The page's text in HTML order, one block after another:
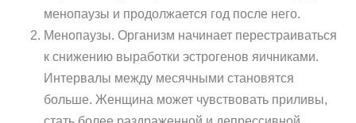
менопаузы и продолжается год после него.
Менопаузы. Организм начинает перестраиваться
к снижению выработки эстрогенов яичниками.
Интервалы между месячными становятся
больше. Женщина может чувствовать приливы,